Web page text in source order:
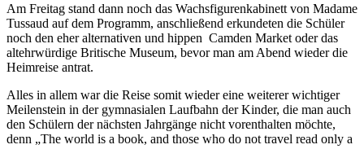
Am Freitag stand dann noch das Wachsfigurenkabinett von Madame
Tussaud auf dem Programm, anschließend erkundeten die Schüler
noch den eher alternativen und hippen Camden Market oder das
altehrwürdige Britische Museum, bevor man am Abend wieder die
Heimreise antrat.
Alles in allem war die Reise somit wieder eine weiterer wichtiger
Meilenstein in der gymnasialen Laufbahn der Kinder, die man auch
den Schülern der nächsten Jahrgänge nicht vorenthalten möchte,
denn „The world is a book, and those who do not travel read only a